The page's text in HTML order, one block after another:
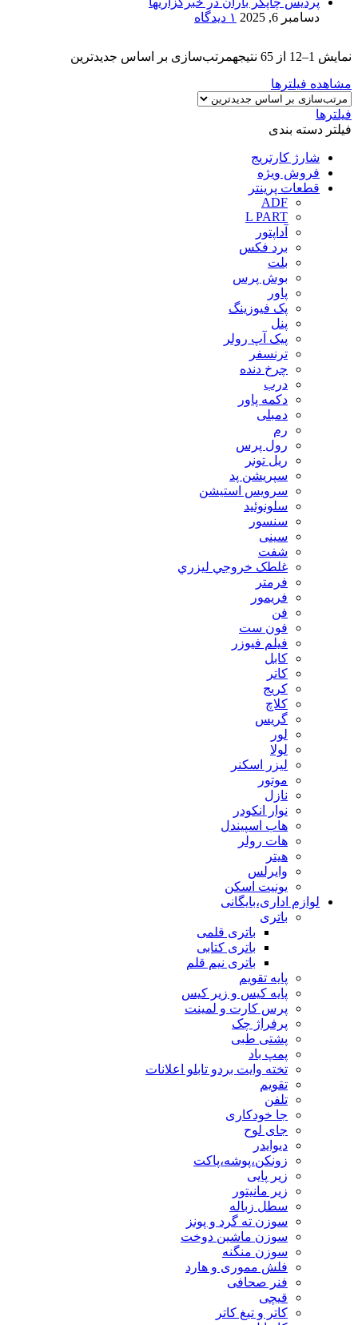
دسامبر 6, 2025
۱ دیدگاه
نمایش 1–12 از 65 نتیجه
مرتب‌سازی بر اساس جدیدترین
مشاهده فیلترها
فیلترها
فیلتر دسته بندی
شارژ کارتریج
فروش ویژه
قطعات پرینتر
ADF
L PART
آداپتور
برد فکس
بلت
بوش پرس
پاور
پک فیوزینگ
پنل
پیک آپ رولر
ترنسفر
چرخ دنده
درب
دکمه پاور
دمبلی
رم
رول پرس
ریل تونر
سپریشن پد
سرویس استیشن
سلونوئید
سنسور
سینی
شفت
غلطک خروجي ليزري
فرمتر
فریمور
فن
فون ست
فیلم فیوزر
کابل
کاتر
کریج
کلاچ
گریس
لور
لولا
لیزر اسکنر
موتور
نازل
نوار انکودر
هاب اسپیندل
هات رولر
هیتر
وایرلس
یونیت اسکن
لوازم اداری،بایگانی
باتری
باتری قلمی
باتری کتابی
باتری نیم قلم
پایه تقویم
پایه کیس و زیر کیس
پرس کارت و لمینت
پرفراژ چک
پشتی طبی
پمپ باد
تخته وایت بردو تابلو اعلانات
تقویم
تلفن
جا خودکاری
جای لوح
دیوایدر
زونکن،پوشه،پاکت
زیر پایی
زیر مانیتور
سطل زباله
سوزن ته گرد و پونز
سوزن ماشین دوخت
سوزن منگنه
فلش مموری و هارد
فنر صحافی
قیچی
کاتر و تیغ کاتر